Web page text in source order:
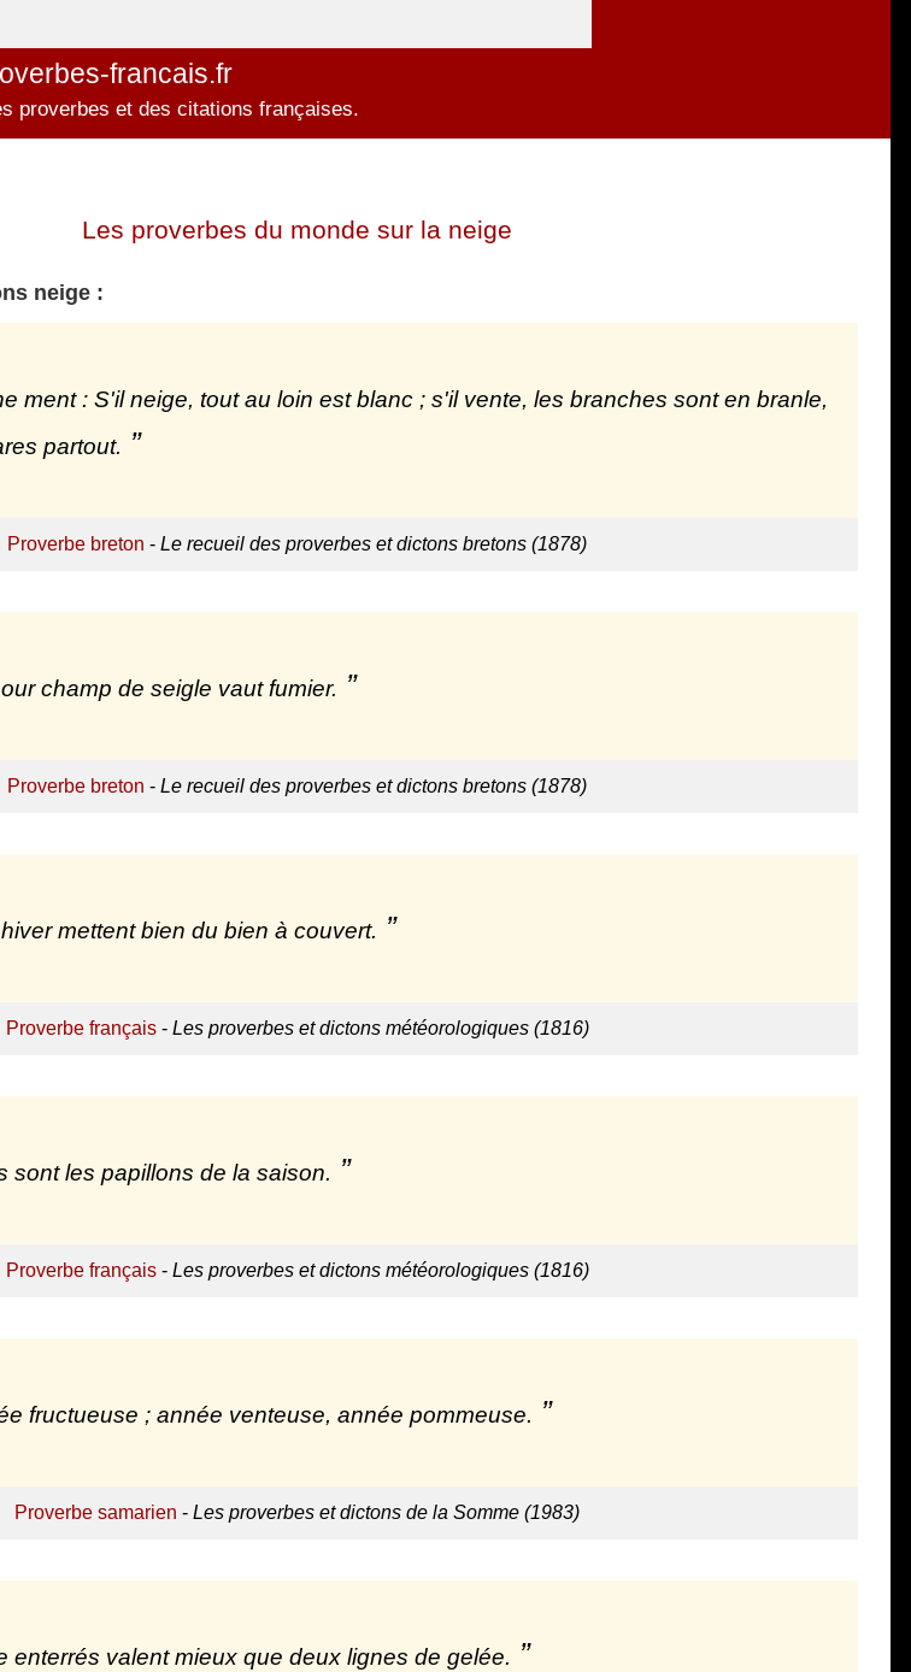
francais.fr
proverbes et des citations françaises.
Les proverbes du monde sur la neige
neige :
ment : S'il neige, tout au loin est blanc ; s'il vente, les branches sont en branle,
partout.
Proverbe breton - Le recueil des proverbes et dictons bretons (1878)
champ de seigle vaut fumier.
Proverbe breton - Le recueil des proverbes et dictons bretons (1878)
mettent bien du bien à couvert.
Proverbe français- Les proverbes et dictons météorologiques (1816)
sont les papillons de la saison.
Proverbe français- Les proverbes et dictons météorologiques (1816)
fructueuse ; année venteuse, année pommeuse.
Proverbe samarien - Les proverbes et dictons de la Somme (1983)
enterrés valent mieux que deux lignes de gelée.